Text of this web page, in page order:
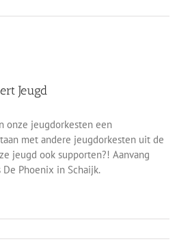
Berichten
Jeugd
onze jeugdorkesten een
met andere jeugdorkesten uit de
jeugd ook supporten?! Aanvang
Phoenix in Schaijk.